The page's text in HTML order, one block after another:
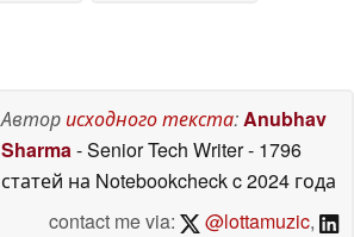
Авторисходного текста:Anubhav
Sharma- Senior Tech Writer- 1796
статей на Notebookcheckc 2024 года
contact me via:
@lottamuzic,